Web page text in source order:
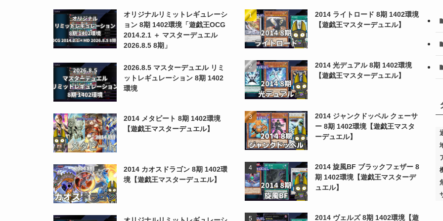
オリジナルリミットレギュレーシ
ョン 8期 1402環境「遊戯王OCG
2014.2.1 ＋ マスターデュエル
2026.8.5 8期」
2026.8.5 マスターデュエル リミ
ットレギュレーション 8期 1402
環境
2014 メタビート 8期 1402環境
【遊戯王マスターデュエル】
2014 カオスドラゴン 8期 1402環
境【遊戯王マスターデュエル】
2014 ライトロード 8期 1402環境
【遊戯王マスターデュエル】
2014 光デュアル 8期 1402環境
【遊戯王マスターデュエル】
2014 ジャンクドッペル クェーサ
ー 8期 1402環境【遊戯王マスタ
ーデュエル】
2014 旋風BF ブラックフェザー 8
期 1402環境【遊戯王マスターデ
ュエル】
2014 ヴェルズ 8期 1402環境【遊